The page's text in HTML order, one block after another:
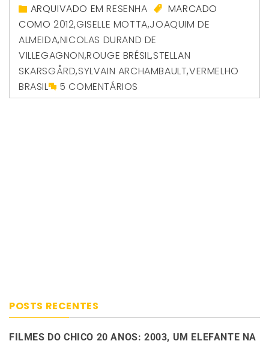
ARQUIVADO EMRESENHA
MARCADO
COMO 2012,GISELLE MOTTA,JOAQUIM DE
ALMEIDA,NICOLAS DURAND DE
VILLEGAGNON,ROUGE BRÉSIL,STELLAN
SKARSGÅRD,SYLVAIN ARCHAMBAULT,VERMELHO
BRASIL
5 COMENTÁRIOS
POSTS RECENTES
FILMES DO CHICO 20 ANOS: 2003, UM ELEFANTE NA